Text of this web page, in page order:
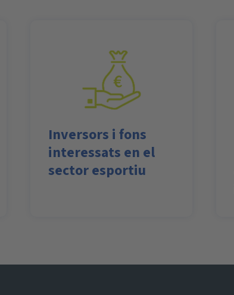
Inversors i fons
interessats en el
sector esportiu